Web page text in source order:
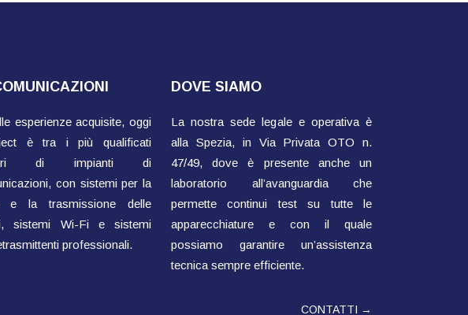
esperienze acquisite, oggi
è tra i più qualificati
di impianti di
con sistemi per la
e la trasmissione delle
sistemi Wi-Fi e sistemi
professionali.
DOVE SIAMO
La nostra sede legale e operativa è
alla Spezia, in Via Privata OTO n.
47/49, dove è presente anche un
laboratorio all’avanguardia che
permette continui test su tutte le
apparecchiature e con il quale
possiamo garantire un’assistenza
tecnica sempre efficiente.
CONTATTI →